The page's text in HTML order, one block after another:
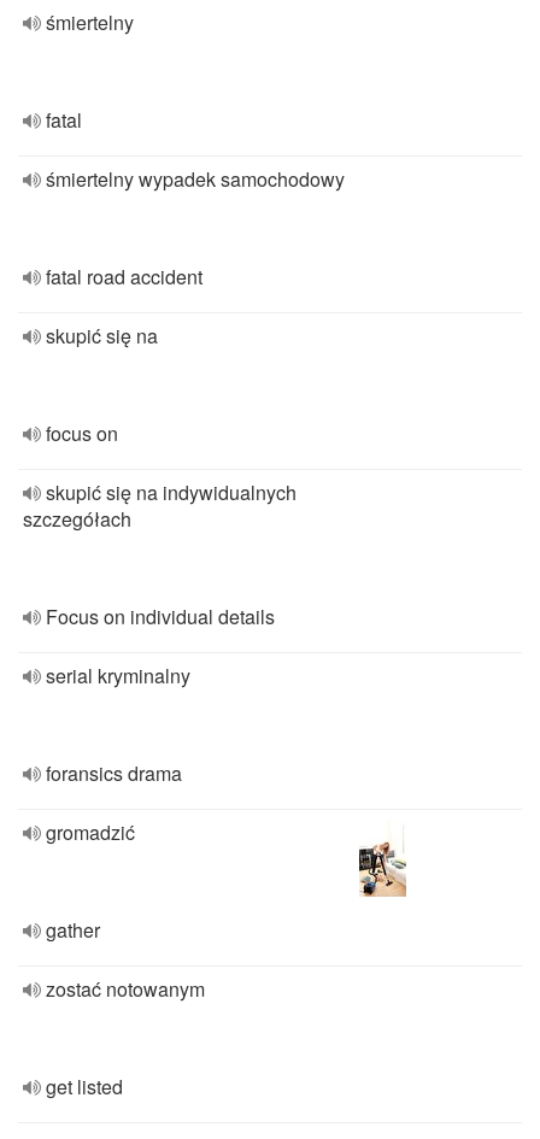
śmiertelny
fatal
śmiertelny wypadek samochodowy
fatal road accident
skupić się na
focus on
skupić się na indywidualnych
szczegółach
Focus on individual details
serial kryminalny
foransics drama
gromadzić
gather
zostać notowanym
get listed